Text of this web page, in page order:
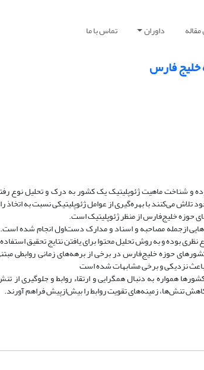
داوران تماس با ما
خلیج فارس
و شناخت ماهیت ژئوپلیتیک یک کشور به درک و تحلیل نوع
می‌کنند با بهره‌گیری از عوامل ژئوپلیتیکی نسبت به
حوزه خلیج‌فارس از منظر ژئوپلیتیک است.
ازجمله مصاحبه و اسناد و مدارک دست‌اول انجام شده است.
بوده و به روش تحلیل محتوا برای یافتن نتایج تحقیق
حوزه خلیج‌فارس در برخی از برهه‌های زمانی روابطی
باعث نزدیکی و برخی مشابهات شده است
همواره به دنبال همگرایی و ارتقاء روابط و جلوگیری از
تنش‌ها، زمینه‌های تقویت روابط را بیش‌ازپیش فراهم آورند.